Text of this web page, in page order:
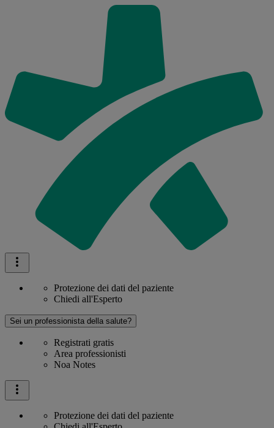
Protezione dei dati del paziente
Chiedi all'Esperto
Sei un professionista della salute?
Registrati gratis
Area professionisti
Noa Notes
Protezione dei dati del paziente